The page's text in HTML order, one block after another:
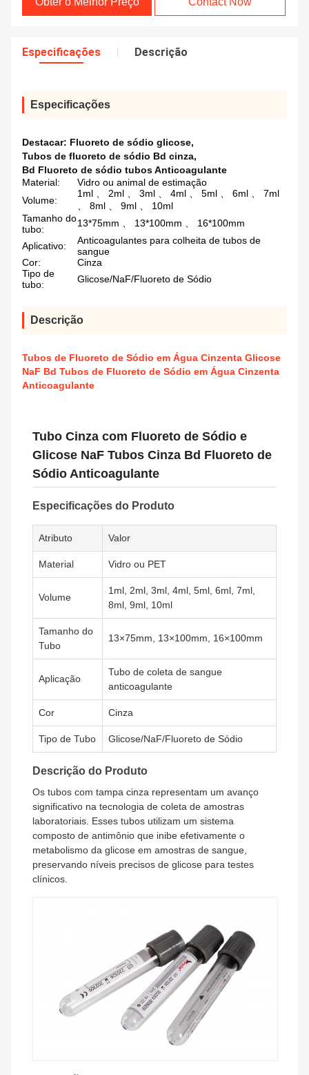
Especificações Descrição
Especificações
Destacar: Fluoreto de sódio glicose,
Tubos de fluoreto de sódio Bd cinza,
Bd Fluoreto de sódio tubos Anticoagulante
Material:
Vidro ou animal de estimação
Volume:
1ml 、 2ml 、 3ml 、 4ml 、 5ml 、 6ml 、 7ml
、 8ml 、 9ml 、 10ml
Tamanho do
tubo:
13*75mm 、 13*100mm 、 16*100mm
Aplicativo:
Anticoagulantes para colheita de tubos de
sangue
Cor:
Cinza
Tipo de
tubo:
Glicose/NaF/Fluoreto de Sódio
Descrição
Tubos de Fluoreto de Sódio em Água Cinzenta Glicose
NaF Bd Tubos de Fluoreto de Sódio em Água Cinzenta
Anticoagulante
Tubo Cinza com Fluoreto de Sódio e
Glicose NaF Tubos Cinza Bd Fluoreto de
Sódio Anticoagulante
Especificações do Produto
Atributo Valor
Material Vidro ou PET
Volume
1ml, 2ml, 3ml, 4ml, 5ml, 6ml, 7ml,
8ml, 9ml, 10ml
Tamanho do
Tubo
13×75mm, 13×100mm, 16×100mm
Aplicação
Tubo de coleta de sangue
anticoagulante
Cor Cinza
Tipo de Tubo Glicose/NaF/Fluoreto de Sódio
Descrição do Produto
Os tubos com tampa cinza representam um avanço
significativo na tecnologia de coleta de amostras
laboratoriais. Esses tubos utilizam um sistema
composto de antimônio que inibe efetivamente o
metabolismo da glicose em amostras de sangue,
preservando níveis precisos de glicose para testes
clínicos.